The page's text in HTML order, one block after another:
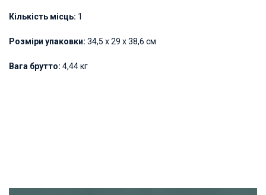
Кількість місць: 1
Розміри упаковки: 34,5 х 29 х 38,6 см
Вага брутто: 4,44 кг